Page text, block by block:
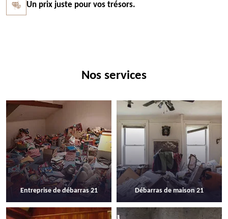
Un prix juste pour vos trésors.
Nos services
Entreprise de débarras 21 Débarras de maison 21